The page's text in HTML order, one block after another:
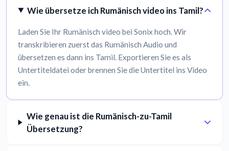
Wie übersetze ich Rumänisch video ins Tamil?
Laden Sie Ihr Rumänisch video bei Sonix hoch. Wir
transkribieren zuerst das Rumänisch Audio und
übersetzen es dann ins Tamil. Exportieren Sie es als
Untertiteldatei oder brennen Sie die Untertitel ins Video
ein.
Wie genau ist die Rumänisch-zu-Tamil
Übersetzung?